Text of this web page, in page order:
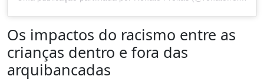
Os impactos do racismo entre as
crianças dentro e fora das
arquibancadas